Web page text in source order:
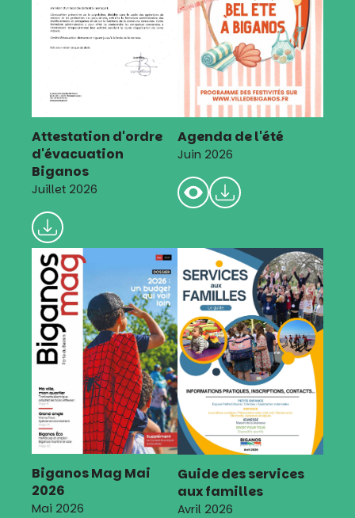
Attestation d'ordre
d'évacuation
Biganos
Juillet 2026
Agenda de l'été
Juin 2026
Biganos Mag Mai
2026
Mai 2026
Guide des services
aux familles
Avril 2026